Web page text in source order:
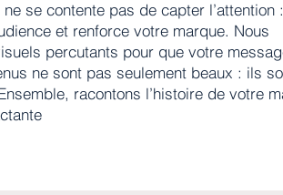
se contente pas de capter l’attention
et renforce votre marque. Nous
percutants pour que votre
ne sont pas seulement beaux : ils
racontons l’histoire de votre